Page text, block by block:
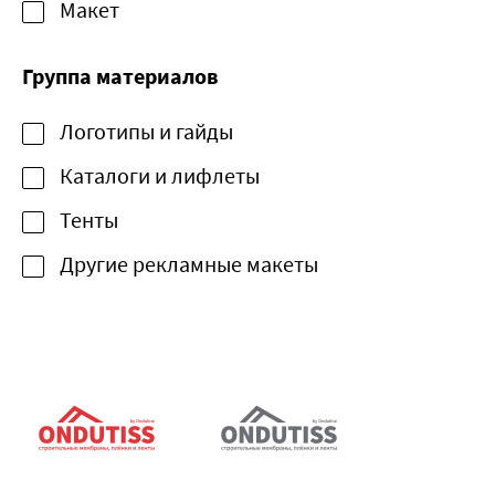
Макет
Группа материалов
Логотипы и гайды
Каталоги и лифлеты
Тенты
Другие рекламные макеты